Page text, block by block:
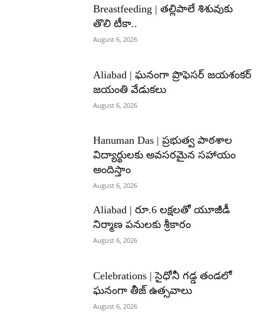
Breastfeeding | తల్లిపాలే శిశువుకు
తొలి టీకా..
August 6, 2026
Aliabad | ఘనంగా ప్రొఫెసర్ జయశంకర్
జయంతి వేడుకలు
August 6, 2026
Hanuman Das | ప్రభుత్వ పాఠశాల
విద్యార్థులకు అవసరమైన సహాయం
అందిస్తాం
August 6, 2026
Aliabad | రూ.6 లక్షలతో యూజీడీ
నిర్మాణ పనులకు శ్రీకారం
August 6, 2026
Celebrations | సైధోనీ గడ్డ తండలో
ఘనంగా తీజ్ ఉత్సవాలు
August 6, 2026